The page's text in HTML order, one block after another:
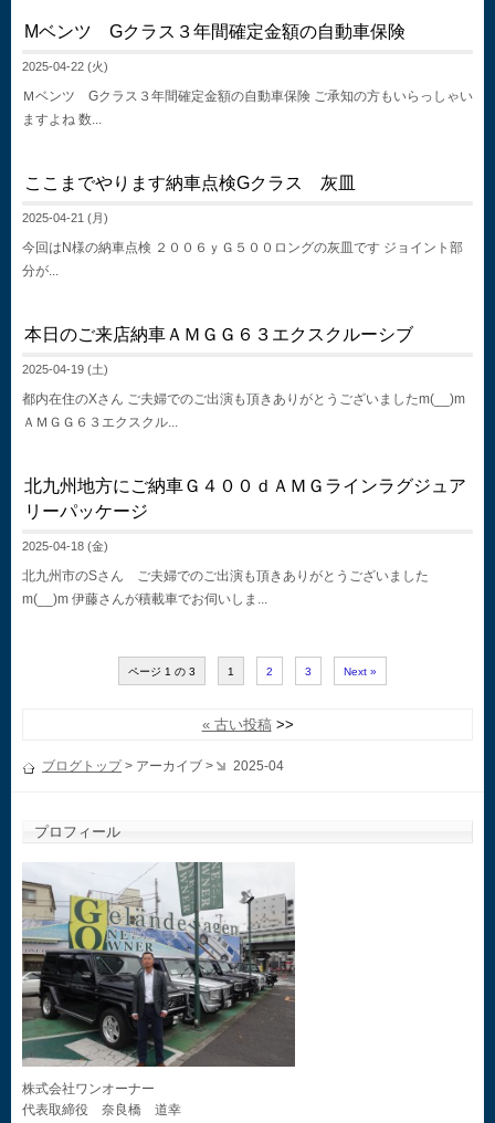
Mベンツ Gクラス３年間確定金額の自動車保険
2025-04-22 (火)
Ｍベンツ Gクラス３年間確定金額の自動車保険 ご承知の方もいらっしゃい
ますよね 数...
ここまでやります納車点検Gクラス 灰皿
2025-04-21 (月)
今回はN様の納車点検 ２００６ｙＧ５００ロングの灰皿です ジョイント部
分が...
本日のご来店納車ＡＭＧＧ６３エクスクルーシブ
2025-04-19 (土)
都内在住のXさん ご夫婦でのご出演も頂きありがとうございましたm(__)m
ＡＭＧＧ６３エクスクル...
北九州地方にご納車Ｇ４００ｄＡＭＧラインラグジュア
リーパッケージ
2025-04-18 (金)
北九州市のSさん ご夫婦でのご出演も頂きありがとうございました
m(__)m 伊藤さんが積載車でお伺いしま...
ページ 1 の 3 1 2 3 Next »
« 古い投稿
ブログトップ> アーカイブ > 2025-04
プロフィール
株式会社ワンオーナー
代表取締役 奈良橋 道幸